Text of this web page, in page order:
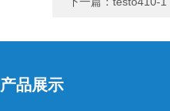
产品展示